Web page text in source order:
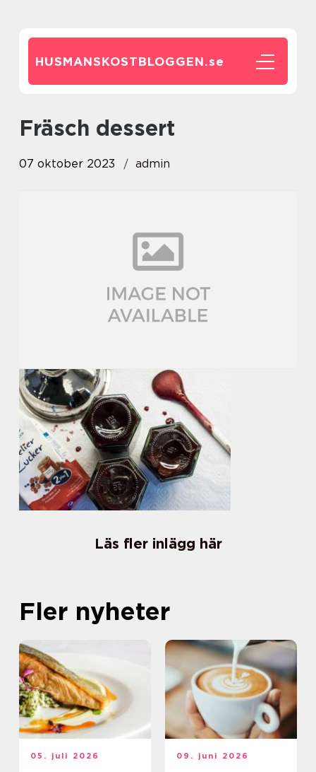
HUSMANSKOSTBLOGGEN.se
fräsch dessert
07 oktober 2023 admin
Läs fler inlägg här
Fler nyheter
05. juli 2026 09. juni 2026